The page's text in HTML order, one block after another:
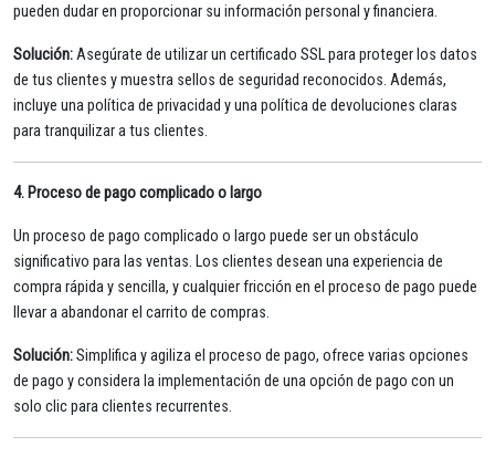
pueden dudar en proporcionar su información personal y financiera.
Solución:Asegúrate de utilizar un certificado SSL para proteger los datos
de tus clientes y muestra sellos de seguridad reconocidos. Además,
incluye una política de privacidad y una política de devoluciones claras
para tranquilizar a tus clientes.
4. Proceso de pago complicado o largo
Un proceso de pago complicado o largo puede ser un obstáculo
significativo para las ventas. Los clientes desean una experiencia de
compra rápida y sencilla, y cualquier fricción en el proceso de pago puede
llevar a abandonar el carrito de compras.
Solución:Simplifica y agiliza el proceso de pago, ofrece varias opciones
de pago y considera la implementación de una opción de pago con un
solo clic para clientes recurrentes.